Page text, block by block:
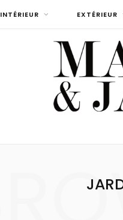
INTÉRIEUR EXTÉRIEUR